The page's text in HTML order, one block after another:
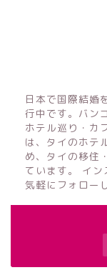
日本で国際結婚
行中です。バン
ホテル巡り・カ
は、タイのホテ
め、タイの移住
ています。 イン
気軽にフォロー